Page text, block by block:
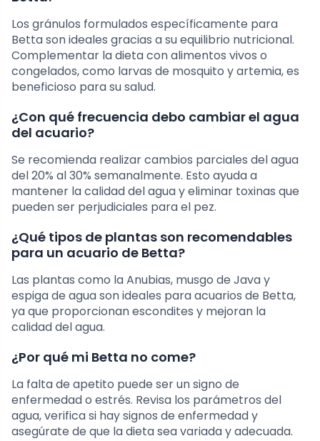
Los gránulos formulados específicamente para
Betta son ideales gracias a su equilibrio nutricional.
Complementar la dieta con alimentos vivos o
congelados, como larvas de mosquito y artemia, es
beneficioso para su salud.
¿Con qué frecuencia debo cambiar el agua
del acuario?
Se recomienda realizar cambios parciales del agua
del 20% al 30% semanalmente. Esto ayuda a
mantener la calidad del agua y eliminar toxinas que
pueden ser perjudiciales para el pez.
¿Qué tipos de plantas son recomendables
para un acuario de Betta?
Las plantas como la Anubias, musgo de Java y
espiga de agua son ideales para acuarios de Betta,
ya que proporcionan escondites y mejoran la
calidad del agua.
¿Por qué mi Betta no come?
La falta de apetito puede ser un signo de
enfermedad o estrés. Revisa los parámetros del
agua, verifica si hay signos de enfermedad y
asegúrate de que la dieta sea variada y adecuada.